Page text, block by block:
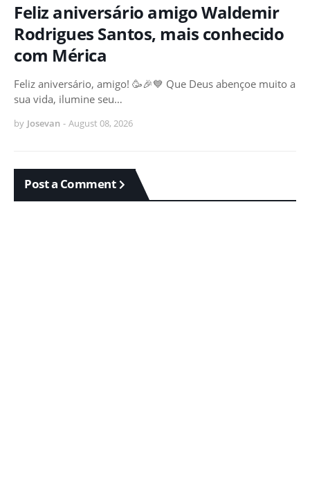
Feliz aniversário amigo Waldemir
Rodrigues Santos, mais conhecido
com Mérica
Feliz aniversário, amigo! 🥳🎉💙 Que Deus abençoe muito a
sua vida, ilumine seu…
by Josevan - August 08, 2026
Post a Comment